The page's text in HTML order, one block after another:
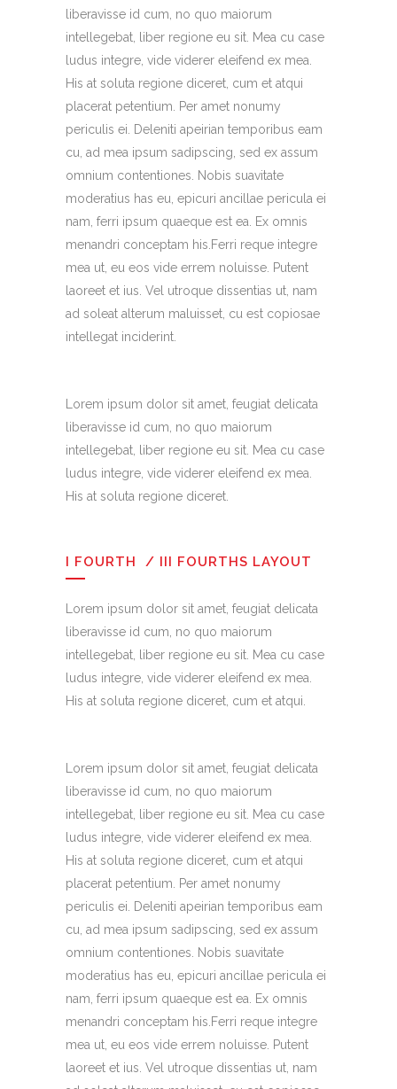
liberavisse id cum, no quo maiorum
intellegebat, liber regione eu sit. Mea cu case
ludus integre, vide viderer eleifend ex mea.
His at soluta regione diceret, cum et atqui
placerat petentium. Per amet nonumy
periculis ei. Deleniti apeirian temporibus eam
cu, ad mea ipsum sadipscing, sed ex assum
omnium contentiones. Nobis suavitate
moderatius has eu, epicuri ancillae pericula ei
nam, ferri ipsum quaeque est ea. Ex omnis
menandri conceptam his.Ferri reque integre
mea ut, eu eos vide errem noluisse. Putent
laoreet et ius. Vel utroque dissentias ut, nam
ad soleat alterum maluisset, cu est copiosae
intellegat inciderint.
Lorem ipsum dolor sit amet, feugiat delicata
liberavisse id cum, no quo maiorum
intellegebat, liber regione eu sit. Mea cu case
ludus integre, vide viderer eleifend ex mea.
His at soluta regione diceret.
I FOURTH / III FOURTHS LAYOUT
Lorem ipsum dolor sit amet, feugiat delicata
liberavisse id cum, no quo maiorum
intellegebat, liber regione eu sit. Mea cu case
ludus integre, vide viderer eleifend ex mea.
His at soluta regione diceret, cum et atqui.
Lorem ipsum dolor sit amet, feugiat delicata
liberavisse id cum, no quo maiorum
intellegebat, liber regione eu sit. Mea cu case
ludus integre, vide viderer eleifend ex mea.
His at soluta regione diceret, cum et atqui
placerat petentium. Per amet nonumy
periculis ei. Deleniti apeirian temporibus eam
cu, ad mea ipsum sadipscing, sed ex assum
omnium contentiones. Nobis suavitate
moderatius has eu, epicuri ancillae pericula ei
nam, ferri ipsum quaeque est ea. Ex omnis
menandri conceptam his.Ferri reque integre
mea ut, eu eos vide errem noluisse. Putent
laoreet et ius. Vel utroque dissentias ut, nam